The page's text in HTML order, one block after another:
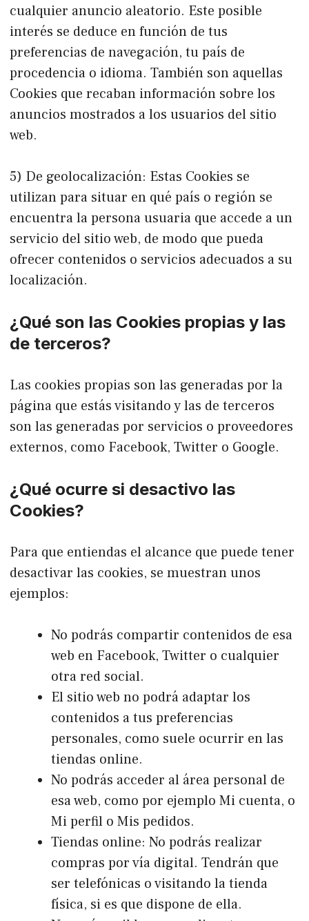
cualquier anuncio aleatorio. Este posible
interés se deduce en función de tus
preferencias de navegación, tu país de
procedencia o idioma. También son aquellas
Cookies que recaban información sobre los
anuncios mostrados a los usuarios del sitio
web.
5) De geolocalización: Estas Cookies se
utilizan para situar en qué país o región se
encuentra la persona usuaria que accede a un
servicio del sitio web, de modo que pueda
ofrecer contenidos o servicios adecuados a su
localización.
¿Qué son las Cookies propias y las
de terceros?
Las cookies propias son las generadas por la
página que estás visitando y las de terceros
son las generadas por servicios o proveedores
externos, como Facebook, Twitter o Google.
¿Qué ocurre si desactivo las
Cookies?
Para que entiendas el alcance que puede tener
desactivar las cookies, se muestran unos
ejemplos:
No podrás compartir contenidos de esa
web en Facebook, Twitter o cualquier
otra red social.
El sitio web no podrá adaptar los
contenidos a tus preferencias
personales, como suele ocurrir en las
tiendas online.
No podrás acceder al área personal de
esa web, como por ejemplo Mi cuenta, o
Mi perfil o Mis pedidos.
Tiendas online: No podrás realizar
compras por vía digital. Tendrán que
ser telefónicas o visitando la tienda
física, si es que dispone de ella.